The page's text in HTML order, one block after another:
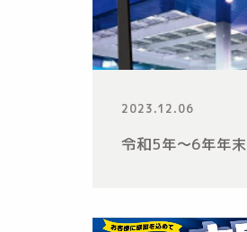
2023.12.06
令和5年～6年年